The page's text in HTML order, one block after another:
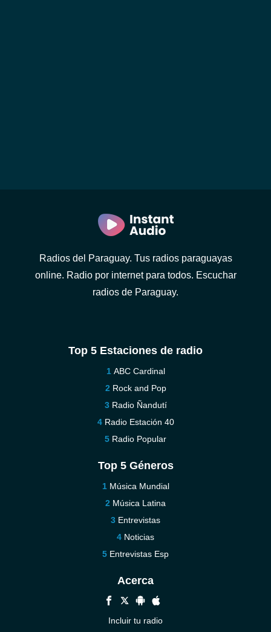
Radios del Paraguay. Tus radios paraguayas
online. Radio por internet para todos. Escuchar
radios de Paraguay.
Top 5 Estaciones de radio
ABC Cardinal
Rock and Pop
Radio Ñandutí
Radio Estación 40
Radio Popular
Top 5 Géneros
Música Mundial
Música Latina
Entrevistas
Noticias
Entrevistas Esp
Acerca
Incluir tu radio